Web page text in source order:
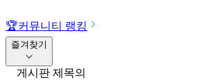
🏆커뮤니티 랭킹
즐겨찾기
게시판 제목의